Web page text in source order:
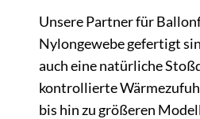
Unsere Partner für
Nylongewebe gefertigt
auch eine natürliche
kontrollierte
bis hin zu größeren